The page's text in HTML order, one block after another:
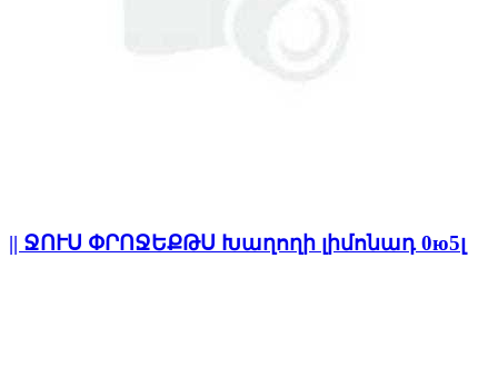
|| ՋՈՒՍ ՓՐՈՋԵՔԹՍ Խաղողի լիմոնադ 0ю5լ